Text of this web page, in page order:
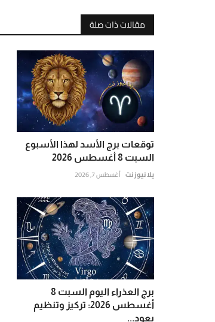
مقالات ذات صلة
توقعات برج الأسد لهذا الأسبوع
السبت 8 أغسطس 2026
يلا نيوز نت أغسطس 7, 2026
برج العذراء اليوم السبت 8
أغسطس 2026: تركيز وتنظيم
يعود...